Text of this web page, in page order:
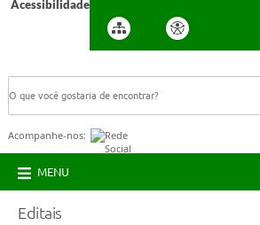
Acessibilidade
Acompanhe-nos:
MENU
Editais